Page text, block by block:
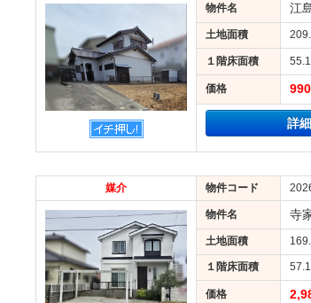
物件名 江
土地面積
１階床面積
価格
詳
媒介 物件コード
物件名 寺
土地面積
１階床面積
価格